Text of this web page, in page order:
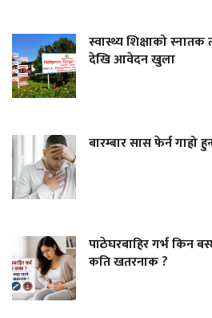
स्वास्थ्य शिक्षाको स्नातक
देखि आवेदन खुला
बारम्बार सास फेर्न गाह्रो
पाठेघरबाहिर गर्भ किन
कति खतरनाक ?